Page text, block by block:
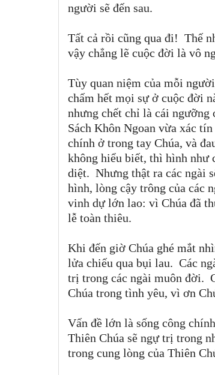
người sẽ đến sau.
Tất cả rồi cũng qua đi! Thế
vậy chẳng lẽ cuộc đời là vô
Tùy quan niệm của mỗi
chấm hết mọi sự ở cuộc đời
nhưng chết chỉ là cái ngưỡng
Sách Khôn Ngoan vừa xác
chính ở trong tay Chúa, và
không hiểu biết, thì hình như
diệt. Nhưng thật ra các ngài
hình, lòng cậy trông của các
vinh dự lớn lao: vì Chúa đã
lễ toàn thiêu.
Khi đến giờ Chúa ghé mắt
lửa chiếu qua bụi lau. Các
trị trong các ngài muôn đời.
Chúa trong tình yêu, vì ơn
Vấn đề lớn là sống công
Thiên Chúa sẽ ngự trị trong
trong cung lòng của Thiên